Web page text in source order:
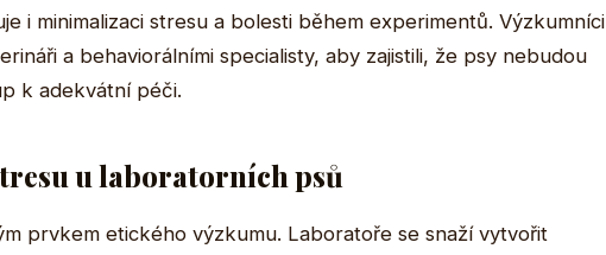
i minimalizaci stresu a bolesti během experimentů. Výzkumníci
a behaviorálními specialisty, aby zajistili, že psy nebudou
k adekvátní péči.
u laboratorních psů
prvkem etického výzkumu. Laboratoře se snaží vytvořit